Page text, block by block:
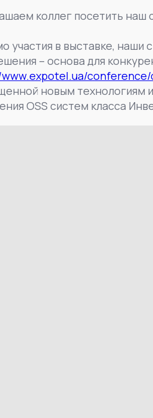
коллег посетить наш
участия в выставке, наши
– основа для
новым технологиям
OSS систем класса